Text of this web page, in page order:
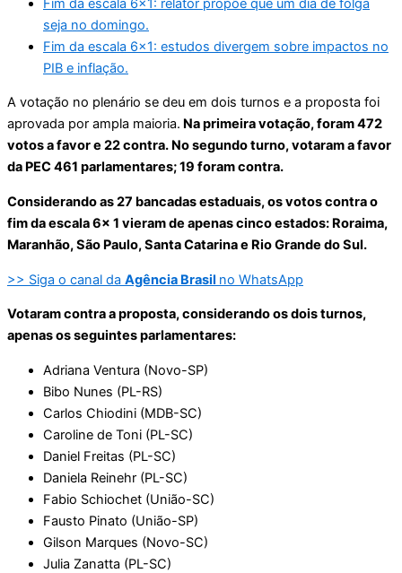
Fim da escala 6×1: relator propõe que um dia de folga
seja no domingo.
Fim da escala 6×1: estudos divergem sobre impactos no
PIB e inflação.
A votação no plenário se deu em dois turnos e a proposta foi
aprovada por ampla maioria. Na primeira votação, foram 472
votos a favor e 22 contra. No segundo turno, votaram a favor
da PEC 461 parlamentares; 19 foram contra.
Considerando as 27 bancadas estaduais, os votos contra o
fim da escala 6x 1 vieram de apenas cinco estados: Roraima,
Maranhão, São Paulo, Santa Catarina e Rio Grande do Sul.
>> Siga o canal da Agência Brasil no WhatsApp
Votaram contra a proposta, considerando os dois turnos,
apenas os seguintes parlamentares:
Adriana Ventura (Novo-SP)
Bibo Nunes (PL-RS)
Carlos Chiodini (MDB-SC)
Caroline de Toni (PL-SC)
Daniel Freitas (PL-SC)
Daniela Reinehr (PL-SC)
Fabio Schiochet (União-SC)
Fausto Pinato (União-SP)
Gilson Marques (Novo-SC)
Julia Zanatta (PL-SC)